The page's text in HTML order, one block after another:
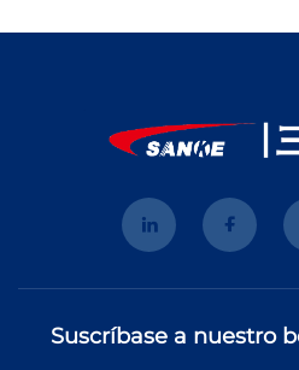
Suscríbase a nuestro